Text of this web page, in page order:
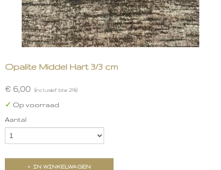
Opalite Middel Hart 3/3 cm
€ 6,00 (inclusief btw 21%)
✓ Op voorraad
Aantal
IN WINKELWAGEN